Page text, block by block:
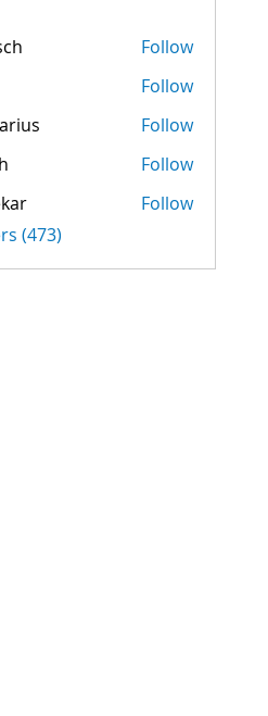
Follow
Follow
Follow
Follow
Follow
(473)